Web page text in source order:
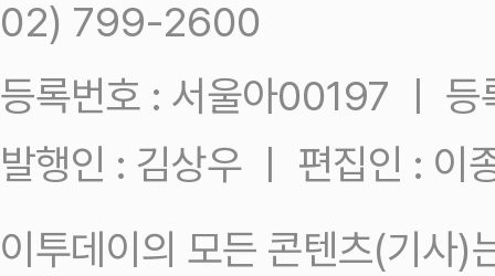
02) 799-2600
등록번호 : 서울아00197 ㅣ
발행인 : 김상우 ㅣ 편집인 : 이
이투데이의 모든 콘텐츠(기사)